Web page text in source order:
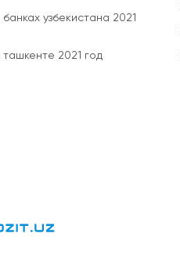
узбекистана 2021
ташкенте 2021 год